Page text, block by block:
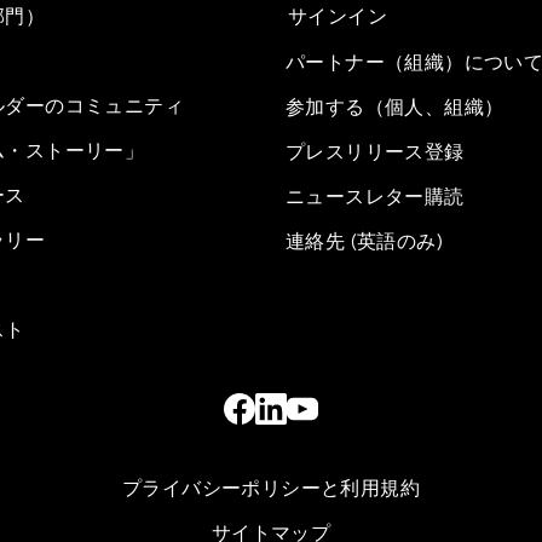
）
ーのコミュニティ
ストーリー」
リー
サインイン
パートナー（組織）につい
参加する（個人、組織）
プレスリリース登録
ニュースレター購読
連絡先 (英語のみ)
プライバシーポリシーと利用規約
サイトマップ